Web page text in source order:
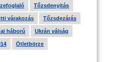
Tőzsdenyitás
várakozás Tőzsdezárás
háború Ukrán válság
Ötletbörze